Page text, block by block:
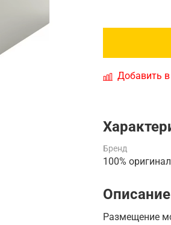
Добавить
Бренд
100%
Описание
Размещение